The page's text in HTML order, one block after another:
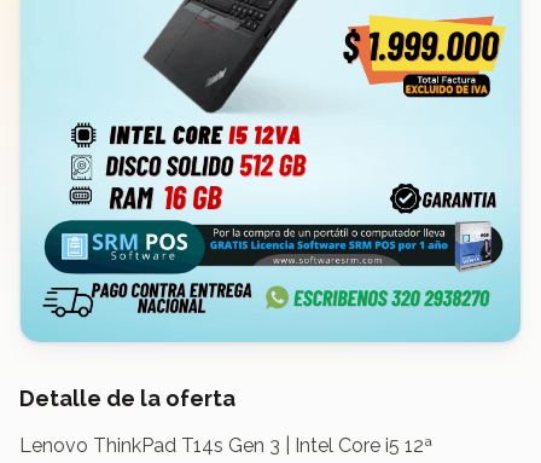
Detalle de la oferta
Lenovo ThinkPad T14s Gen 3 | Intel Core i5 12ª